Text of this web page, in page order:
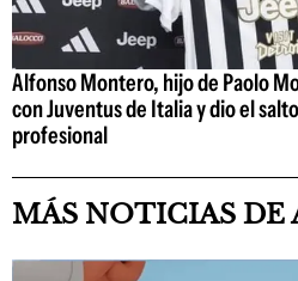
Alfonso Montero, hijo de Paolo
con Juventus de Italia y dio el
profesional
MÁS NOTICIAS DE